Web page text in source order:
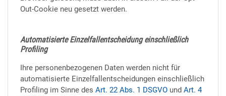
Out-Cookie neu gesetzt werden.
Automatisierte Einzelfallentscheidung einschließlich
Profiling
Ihre personenbezogenen Daten werden nicht für
automatisierte Einzelfallentscheidungen einschließlich
Profiling im Sinne des Art. 22 Abs. 1 DSGVO und Art. 4